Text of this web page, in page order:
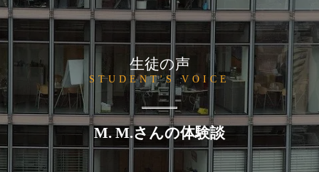
生徒の声
STUDENT'S VOICE
M. M.さんの体験談